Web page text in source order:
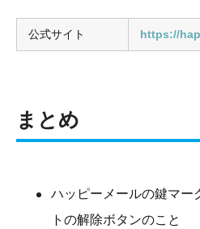
公式サイト https://
まとめ
ハッピーメールの鍵マー
トの解除ボタンのこと